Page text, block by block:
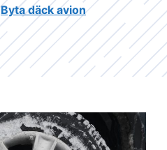
Byta däck avion